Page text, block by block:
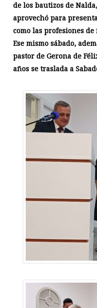
de los bautizos de
aprovechó para
como las profesiones de
Ese mismo sábado,
pastor de Gerona de
años se traslada a